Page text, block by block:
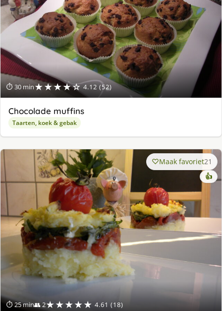
⏱ 30 min★★★★☆ 4.12 (52)
Chocolade muffins
Taarten, koek & gebak
⏱ 25 min👥 2★★★★★ 4.61 (18)
Maak favoriet21
👍